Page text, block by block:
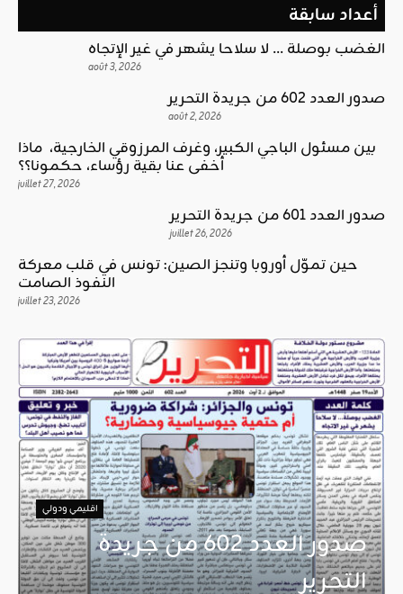
أعداد سابقة
الغضب بوصلة … لا سلاحا يشهر في غير الإتجاه
août 3, 2026
صدور العدد 602 من جريدة التحرير
août 2, 2026
بين مسئول الباجي الكبير، وغرف المرزوقي الخارجية، ماذا
أخفى عنا بقية رؤساء، حكمونا؟؟
juillet 27, 2026
صدور العدد 601 من جريدة التحرير
juillet 26, 2026
حين تموّل أوروبا وتنجز الصين: تونس في قلب معركة
النفوذ الصامت
juillet 23, 2026
اقليمي ودولي
صدور العدد 602 من جريدة
التحرير